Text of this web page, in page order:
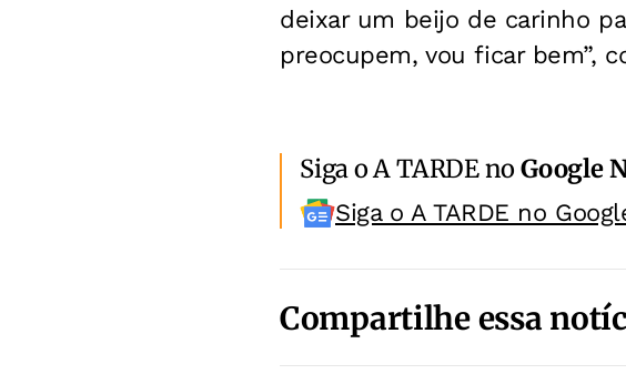
deixar um beijo de carinho
preocupem, vou ficar bem”,
Siga o A TARDE noGoogle
Siga o A TARDE no
Compartilhe essa